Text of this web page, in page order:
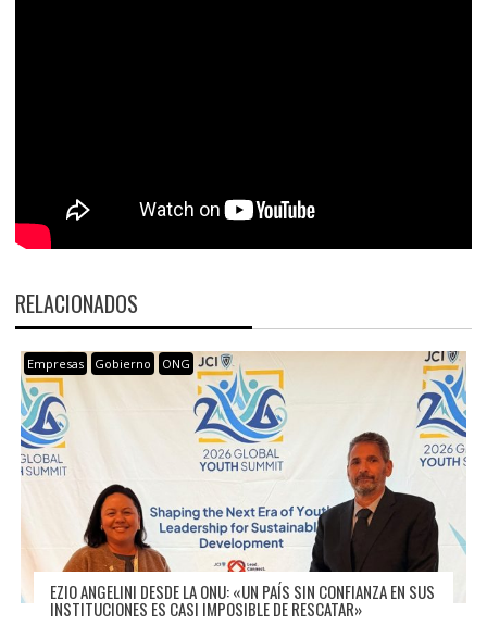
RELACIONADOS
Empresas Gobierno ONG
EZIO ANGELINI DESDE LA ONU: «UN PAÍS SIN CONFIANZA EN SUS
INSTITUCIONES ES CASI IMPOSIBLE DE RESCATAR»